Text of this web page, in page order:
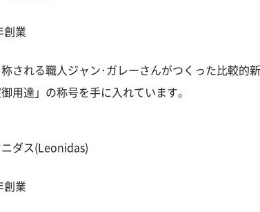
創業
される職人ジャン･ガレーさんがつくった比較的
御用達」の称号を手に入れています。
ダス(Leonidas)
創業